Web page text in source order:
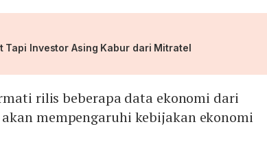
Tapi Investor Asing Kabur dari Mitratel
rilis beberapa data ekonomi dari
mempengaruhi kebijakan ekonomi